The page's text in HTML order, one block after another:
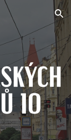
Skip to navigation